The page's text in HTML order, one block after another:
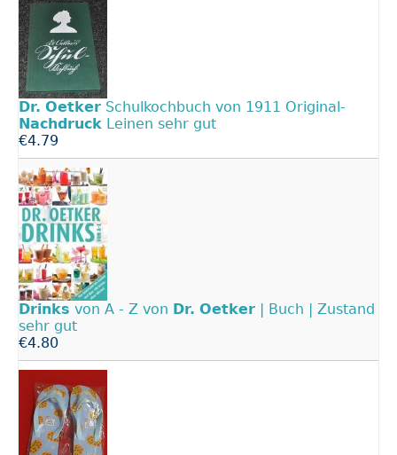
Dr. Oetker Schulkochbuch von 1911 Original-
Nachdruck Leinen sehr gut
€4.79
Drinks von A - Z von Dr. Oetker | Buch | Zustand
sehr gut
€4.80